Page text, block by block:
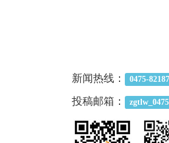
新闻热线： 0475-
投稿邮箱：